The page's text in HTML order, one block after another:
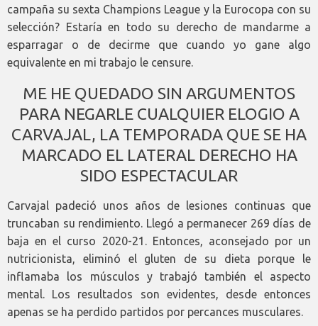
campaña su sexta Champions League y la Eurocopa con su
selección? Estaría en todo su derecho de mandarme a
esparragar o de decirme que cuando yo gane algo
equivalente en mi trabajo le censure.
ME HE QUEDADO SIN ARGUMENTOS
PARA NEGARLE CUALQUIER ELOGIO A
CARVAJAL, LA TEMPORADA QUE SE HA
MARCADO EL LATERAL DERECHO HA
SIDO ESPECTACULAR
Carvajal padeció unos años de lesiones continuas que
truncaban su rendimiento. Llegó a permanecer 269 días de
baja en el curso 2020-21. Entonces, aconsejado por un
nutricionista, eliminó el gluten de su dieta porque le
inflamaba los músculos y trabajó también el aspecto
mental. Los resultados son evidentes, desde entonces
apenas se ha perdido partidos por percances musculares.